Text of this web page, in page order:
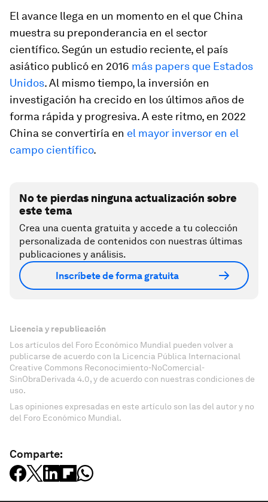
El avance llega en un momento en el que China
muestra su preponderancia en el sector
científico. Según un estudio reciente, el país
asiático publicó en 2016 más papers que Estados
Unidos. Al mismo tiempo, la inversión en
investigación ha crecido en los últimos años de
forma rápida y progresiva. A este ritmo, en 2022
China se convertiría en el mayor inversor en el
campo científico.
No te pierdas ninguna actualización sobre
este tema
Crea una cuenta gratuita y accede a tu colección
personalizada de contenidos con nuestras últimas
publicaciones y análisis.
Inscríbete de forma gratuita
Licencia y republicación
Los artículos del Foro Económico Mundial pueden volver a
publicarse de acuerdo con la Licencia Pública Internacional
Creative Commons Reconocimiento-NoComercial-
SinObraDerivada 4.0, y de acuerdo con nuestras condiciones de
uso.
Las opiniones expresadas en este artículo son las del autor y no
del Foro Económico Mundial.
Comparte: